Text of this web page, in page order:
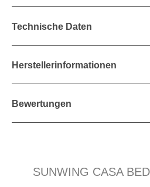
Technische Daten
Herstellerinformationen
Bewertungen
SUNWING CASA